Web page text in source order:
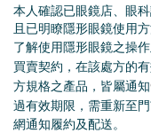
本人確認已眼鏡店、眼
且已明瞭隱形眼鏡使用
了解使用隱形眼鏡之操
買賣契約，在該處方的
方規格之產品，皆屬通知
過有效期限，需重新至
網通知履約及配送。